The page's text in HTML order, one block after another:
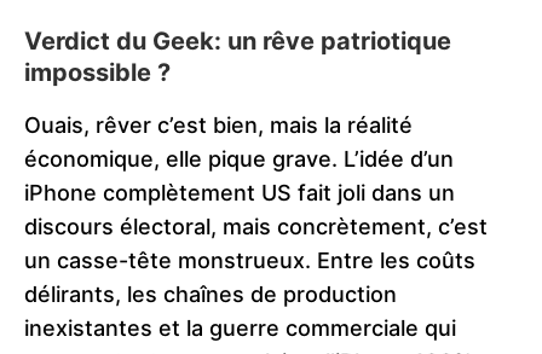
Verdict du Geek: un rêve patriotique
impossible ?
Ouais, rêver c’est bien, mais la réalité
économique, elle pique grave. L’idée d’un
iPhone complètement US fait joli dans un
discours électoral, mais concrètement, c’est
un casse-tête monstrueux. Entre les coûts
délirants, les chaînes de production
inexistantes et la guerre commerciale qui